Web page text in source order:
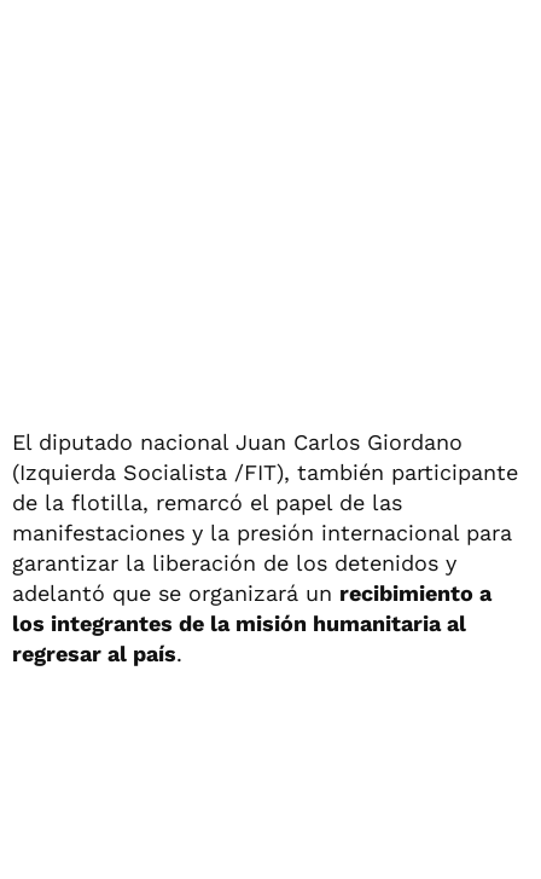
El diputado nacional Juan Carlos Giordano
(Izquierda Socialista /FIT), también participante
de la flotilla, remarcó el papel de las
manifestaciones y la presión internacional para
garantizar la liberación de los detenidos y
adelantó que se organizará un recibimiento a
los integrantes de la misión humanitaria al
regresar al país.